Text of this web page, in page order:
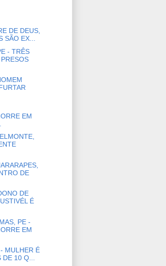
DE DEUS,
SÃO EX...
- TRÊS
EM
DE
DE
É
PE -
EM
MULHER É
DE 10 Q...